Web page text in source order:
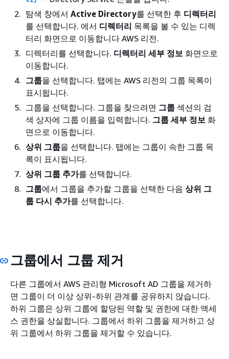
탐색 창에서 Active Directory를 선택한 후 디렉터리
를 선택합니다. 에서 디렉터리 목록을 볼 수 있는 디렉
터리 화면으로 이동합니다 AWS 리전.
디렉터리를 선택합니다. 디렉터리 세부 정보 화면으로
이동합니다.
그룹을 선택합니다. 탭에는 AWS 리전의 그룹 목록이
표시됩니다.
그룹을 선택합니다. 그룹을 찾으려면 그룹 섹션의 검
색 상자에 그룹 이름을 입력합니다. 그룹 세부 정보 화
면으로 이동합니다.
상위 그룹을 선택합니다. 탭에는 그룹이 속한 그룹 목
록이 표시됩니다.
상위 그룹 추가를 선택합니다.
그룹에서 그룹을 추가할 그룹을 선택한 다음 상위 그
룹 다시 추가를 선택합니다.
그룹에서 그룹 제거
다른 그룹에서 AWS 관리형 Microsoft AD 그룹을 제거하
면 그룹이 더 이상 상위-하위 관계를 공유하지 않습니다.
하위 그룹은 상위 그룹에 할당된 역할 및 권한에 대한 액세
스 권한을 상실합니다. 그룹에서 하위 그룹을 제거하고 상
위 그룹에서 하위 그룹을 제거할 수 있습니다.